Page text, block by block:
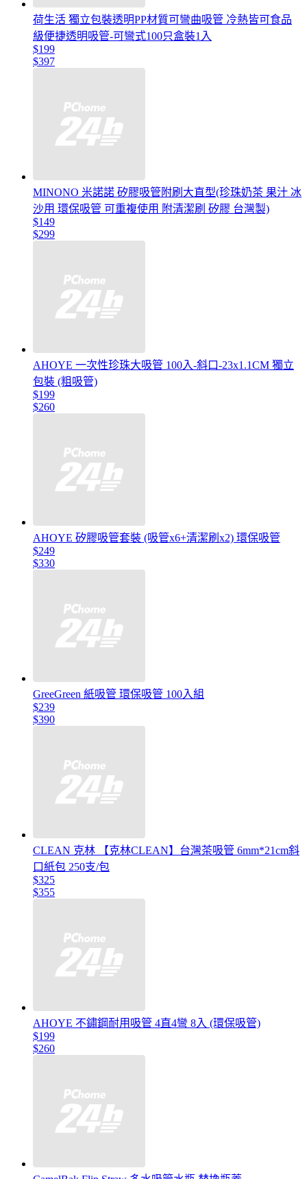
荷生活 獨立包裝透明PP材質可彎曲吸管 冷熱皆可食品
級便捷透明吸管-可彎式100只盒裝1入
$199
$397
MINONO 米諾諾 矽膠吸管附刷大直型(珍珠奶茶 果汁 冰
沙用 環保吸管 可重複使用 附清潔刷 矽膠 台灣製)
$149
$299
AHOYE 一次性珍珠大吸管 100入-斜口-23x1.1CM 獨立
包裝 (粗吸管)
$199
$260
AHOYE 矽膠吸管套裝 (吸管x6+清潔刷x2) 環保吸管
$249
$330
GreeGreen 紙吸管 環保吸管 100入組
$239
$390
CLEAN 克林 【克林CLEAN】台灣茶吸管 6mm*21cm斜
口紙包 250支/包
$325
$355
AHOYE 不鏽鋼耐用吸管 4直4彎 8入 (環保吸管)
$199
$260